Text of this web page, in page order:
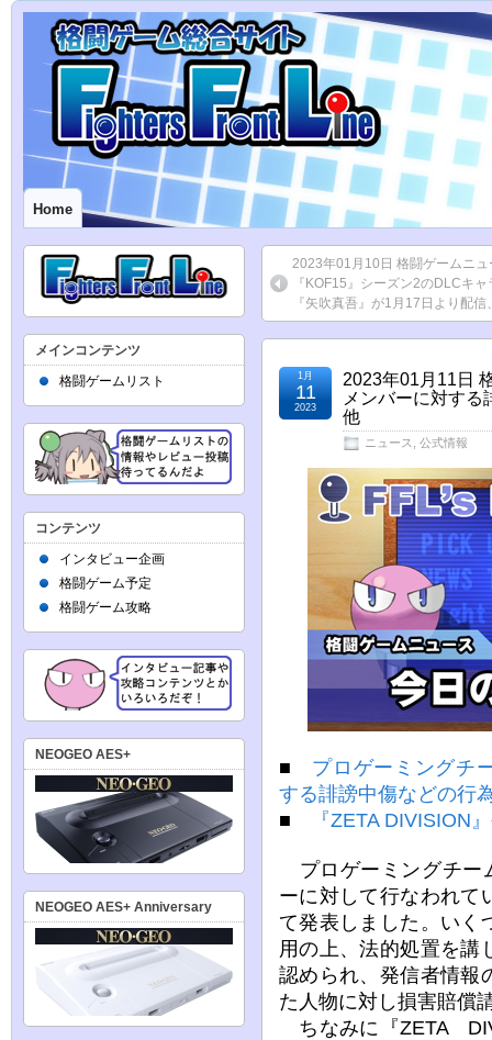
Home
2023年01月10日 格闘ゲームニ
『KOF15』シーズン2のDLCキ
『矢吹真吾』が1月17日より配信
2023年01月11日
メンバーに対す
他
ニュース 公式情報
1月
11
2023
■ プロゲーミングチ
する誹謗中傷などの行
■
『ZETA DIVISION
プロゲーミングチー
ーに対して行なわれて
て発表しました。いく
用の上、法的処置を講
認められ、発信者情報
た人物に対し損害賠償
ちなみに『ZETA
メインコンテンツ
格闘ゲームリスト
コンテンツ
インタビュー企画
格闘ゲーム予定
格闘ゲーム攻略
NEOGEO AES+
NEOGEO AES+ Anniversary